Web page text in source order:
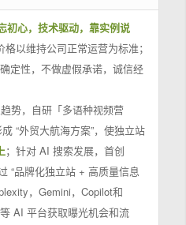
初心，技术驱动，靠实例说
以维持公司正常运营为标准；
定性，不做虚假承诺，诚信经
势，自研「多语种视频营
“外贸大航海方案”，使独立站
；针对 AI 搜索发展，首创
“品牌化独立站 + 高质量信息
，Gemini，Copilot和
AI 平台获取曝光机会和流